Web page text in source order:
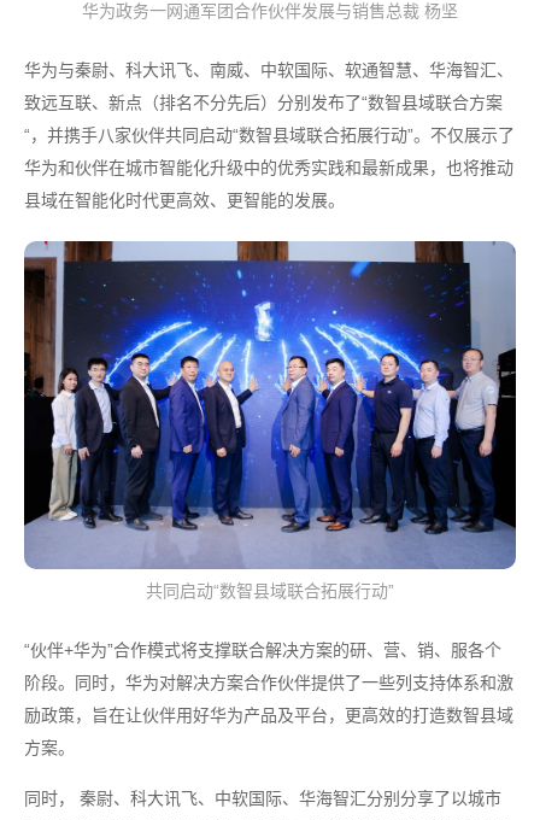
华为政务一网通军团合作伙伴发展与销售总裁 杨坚
华为与秦尉、科大讯飞、南威、中软国际、软通智慧、华海智汇、
致远互联、新点（排名不分先后）分别发布了“数智县域联合方案
“，并携手八家伙伴共同启动“数智县域联合拓展行动”。不仅展示了
华为和伙伴在城市智能化升级中的优秀实践和最新成果，也将推动
县域在智能化时代更高效、更智能的发展。
共同启动“数智县域联合拓展行动”
“伙伴+华为”合作模式将支撑联合解决方案的研、营、销、服各个
阶段。同时，华为对解决方案合作伙伴提供了一些列支持体系和激
励政策，旨在让伙伴用好华为产品及平台，更高效的打造数智县域
方案。
同时， 秦尉、科大讯飞、中软国际、华海智汇分别分享了以城市